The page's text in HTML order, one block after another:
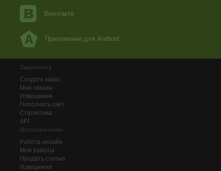
Вконтакте
Приложение для Android
Заказчику
Создать заказ
Мои заказы
Извещения
Пополнить счёт
Статистика
API
Исполнителю
Работа онлайн
Мои работы
Продать статью
Извещения